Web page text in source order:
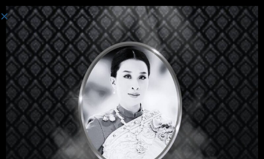
စနစ်ကို ဝင်ပါသည်။
ဟေ့အဲဒီမှာ၊အလွန်ကြီးစွာသော
သင်တန်း၊မှန်သော? သင်ကဲ့သို့ဤ
အသင်တန်းအမှတ်စဥ်?